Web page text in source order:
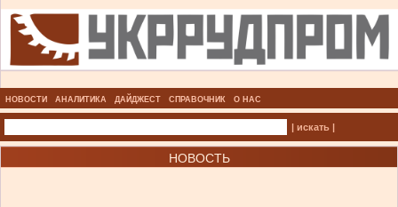
НОВОСТИ АНАЛИТИКА ДАЙДЖЕСТ СПРАВОЧНИК О НАС
| искать |
НОВОСТЬ